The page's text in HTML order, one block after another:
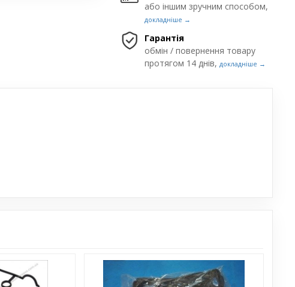
або іншим зручним способом,
докладніше →
Гарантія
обмін / повернення товару
протягом 14 днів,докладніше →